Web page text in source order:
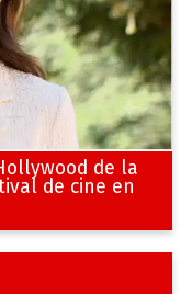
de la
de cine en